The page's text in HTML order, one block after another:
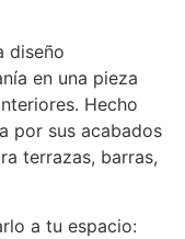
diseño
en una pieza
Hecho
por sus acabados
terrazas, barras,
a tu espacio: